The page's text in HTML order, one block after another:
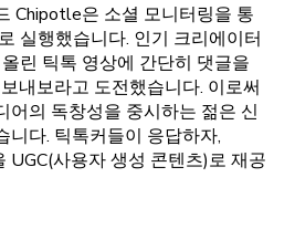
Chipotle은 소셜 모니터링을 통
실행했습니다. 인기 크리에이터
린 틱톡 영상에 간단히 댓글을
내보라고 도전했습니다. 이로써
어의 독창성을 중시하는 젊은 신
니다. 틱톡커들이 응답하자,
UGC(사용자 생성 콘텐츠)로 재공